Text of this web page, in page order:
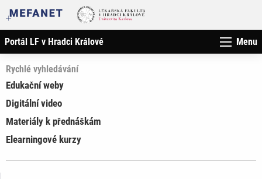
Portál LF v Hradci Králové Menu
Rychlé vyhledávání
Edukační weby
Digitální video
Materiály k přednáškám
Elearningové kurzy